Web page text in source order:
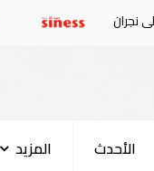
ارتفاع حصيلة
الأحدث المزيد